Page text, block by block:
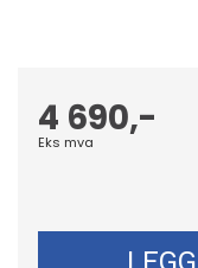
4 690,-
Eks mva